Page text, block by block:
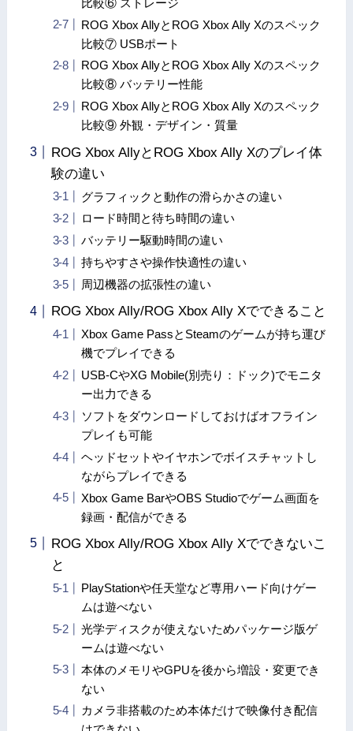
ROG Xbox AllyとROG Xbox Ally Xのスペック
比較⑦ USBポート
ROG Xbox AllyとROG Xbox Ally Xのスペック
比較⑧ バッテリー性能
ROG Xbox AllyとROG Xbox Ally Xのスペック
比較⑨ 外観・デザイン・質量
ROG Xbox AllyとROG Xbox Ally Xのプレイ体
験の違い
グラフィックと動作の滑らかさの違い
ロード時間と待ち時間の違い
バッテリー駆動時間の違い
持ちやすさや操作快適性の違い
周辺機器の拡張性の違い
ROG Xbox Ally/ROG Xbox Ally Xでできること
Xbox Game PassとSteamのゲームが持ち運び
機でプレイできる
USB-CやXG Mobile(別売り：ドック)でモニタ
ー出力できる
ソフトをダウンロードしておけばオフライン
プレイも可能
ヘッドセットやイヤホンでボイスチャットし
ながらプレイできる
Xbox Game BarやOBS Studioでゲーム画面を
録画・配信ができる
ROG Xbox Ally/ROG Xbox Ally Xでできないこ
と
PlayStationや任天堂など専用ハード向けゲー
ムは遊べない
光学ディスクが使えないためパッケージ版ゲ
ームは遊べない
本体のメモリやGPUを後から増設・変更でき
ない
カメラ非搭載のため本体だけで映像付き配信